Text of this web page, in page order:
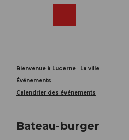
Bienvenue à Lucerne
La ville
Événements
Calendrier des événements
Bateau-burger